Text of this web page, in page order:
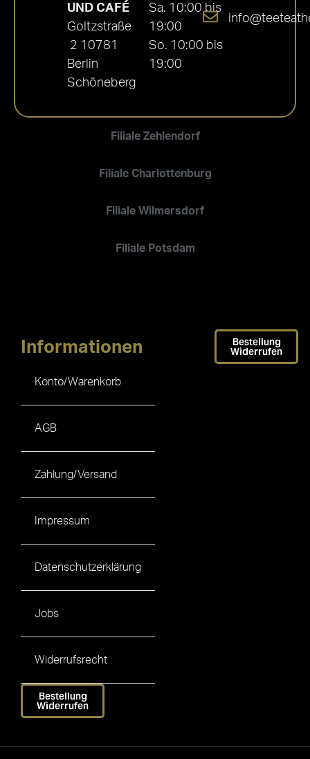
Filiale Zehlendorf
Filiale Charlottenburg
Filiale Wilmersdorf
Filiale Potsdam
UND CAFÉ
Goltzstraße
2 10781
Berlin
Schöneberg
Sa. 10:00 bis
19:00
So. 10:00 bis
19:00
Informationen
Konto/Warenkorb
AGB
Zahlung/Versand
Impressum
Datenschutzerklärung
Jobs
Widerrufsrecht
Bestellung
Widerrufen
Bestellung
Widerrufen